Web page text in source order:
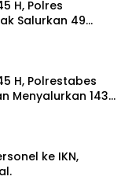
H, Polres
Salurkan 49
H, Polrestabes
Menyalurkan 143
ke IKN,